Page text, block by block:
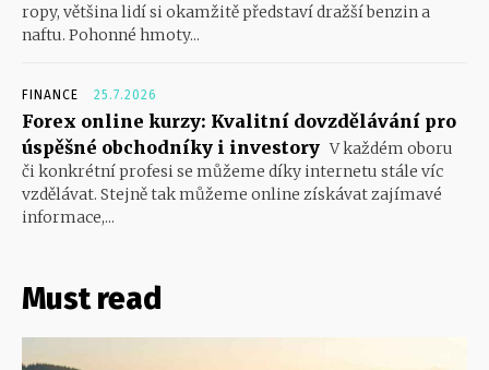
ropy, většina lidí si okamžitě představí dražší benzin a
naftu. Pohonné hmoty...
FINANCE 25.7.2026
Forex online kurzy: Kvalitní dovzdělávání pro
úspěšné obchodníky i investory V každém oboru
či konkrétní profesi se můžeme díky internetu stále víc
vzdělávat. Stejně tak můžeme online získávat zajímavé
informace,...
Must read